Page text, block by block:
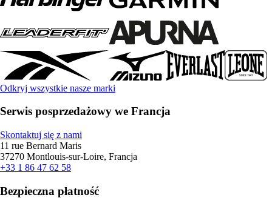
Odkryj wszystkie nasze marki
Serwis posprzedażowy we Francja
Skontaktuj się z nami
11 rue Bernard Maris
37270 Montlouis-sur-Loire, Francja
+33 1 86 47 62 58
Bezpieczna płatność